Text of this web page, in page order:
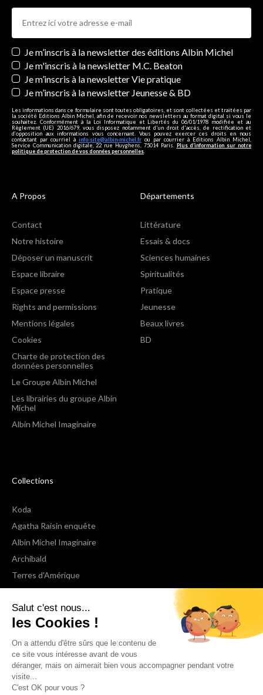
Salut c'est nous...
les Cookies !
On a attendu d'être sûrs que le contenu de
ce site vous intéresse avant de vous
déranger, mais on aimerait bien vous accompagner pendant votre
visite...
C'est OK pour vous ?
Newsletters
Je m’inscris à la newsletter des éditions Albin Michel
Je m'inscris à la newsletter M.C. Beaton
Je m’inscris à la newsletter Vie pratique
Je m’inscris à la newsletter Jeunesse & BD
Les informations dans ce formulaire sont toutes obligatoires, et sont collectées et traitées par
la société Editions Albin Michel, afin de recevoir nos newsletters au format digital si vous le
souhaitez. Conformément à la Loi Informatique et Libertés du 06/01/1978 modifiée et au
Règlement (UE) 2016/679, vous disposez notamment d'un droit d'accès, de rectification et
d’opposition aux informations vous concernant. Vous pouvez exercer ces droits en nous
contactant par courriel à info-site@albin-michel.fr ou par courrier à Editions Albin Michel,
Service Communication digitale, 22 rue Huyghens, 75014 Paris. Plus d’information sur notre
politique de protection de vos données personnelles
A Propos
Contact
Notre histoire
Déposer un manuscrit
Espace libraire
Espace presse
Rights and permissions
Mentions légales
Cookies
Charte de protection des
données personnelles
Le Groupe Albin Michel
Les librairies du groupe Albin
Michel
Albin Michel Imaginaire
Départements
Littérature
Essais & docs
Sciences humaines
Spiritualités
Pratique
Jeunesse
Beaux livres
BD
Collections
Koda
Agatha Raisin enquête
Albin Michel Imaginaire
Archibald
Terres d'Amérique
Espaces Libres Poche
NOX
Wiz
Voir toutes les collections
Nous suivre